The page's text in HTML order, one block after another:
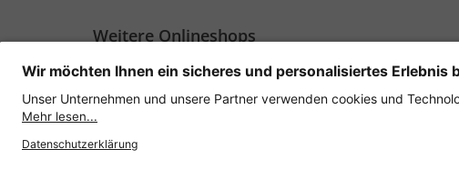
Weitere Onlineshops
Österreich